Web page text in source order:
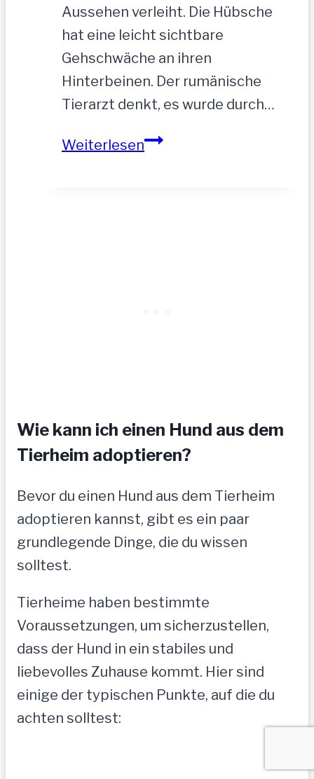
Aussehen verleiht. Die Hübsche
hat eine leicht sichtbare
Gehschwäche an ihren
Hinterbeinen. Der rumänische
Tierarzt denkt, es wurde durch…
WeiterlesenASTA
Wie kann ich einen Hund aus dem
Tierheim adoptieren?
Bevor du einen Hund aus dem Tierheim
adoptieren kannst, gibt es ein paar
grundlegende Dinge, die du wissen
solltest.
Tierheime haben bestimmte
Voraussetzungen, um sicherzustellen,
dass der Hund in ein stabiles und
liebevolles Zuhause kommt. Hier sind
einige der typischen Punkte, auf die du
achten solltest: